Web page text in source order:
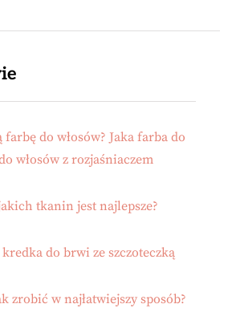
do włosów? Jaka farba do
włosów z rozjaśniaczem
tkanin jest najlepsze?
do brwi ze szczoteczką
zrobić w najłatwiejszy sposób?